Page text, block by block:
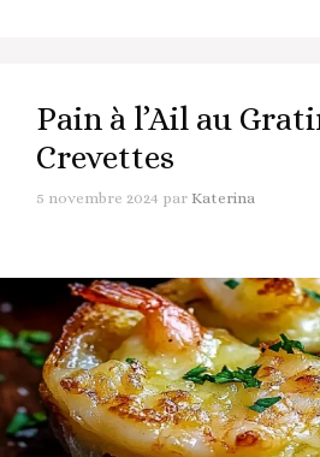
Pain à l’Ail au
Crevettes
5 novembre 2024 par Katerina